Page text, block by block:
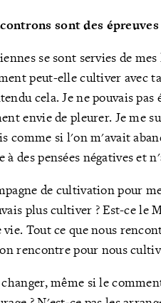
sont des épreuves
se sont servies de
peut-elle cultiver avec
cela. Je ne pouvais
envie de pleurer. Je me
comme si l'on m'avait
des pensées négatives et
de cultivation pour
plus cultiver ? Est-ce le
Tout ce que nous
rencontre pour nous
même si le